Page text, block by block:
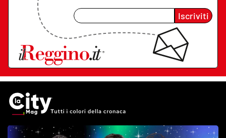
Iscriviti